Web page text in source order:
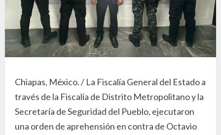
Chiapas, México. / La Fiscalía General del Estado a
través de la Fiscalía de Distrito Metropolitano y la
Secretaría de Seguridad del Pueblo, ejecutaron
una orden de aprehensión en contra de Octavio